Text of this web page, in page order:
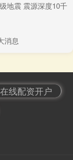
地震 震源深度10千
消息
在线配资开户